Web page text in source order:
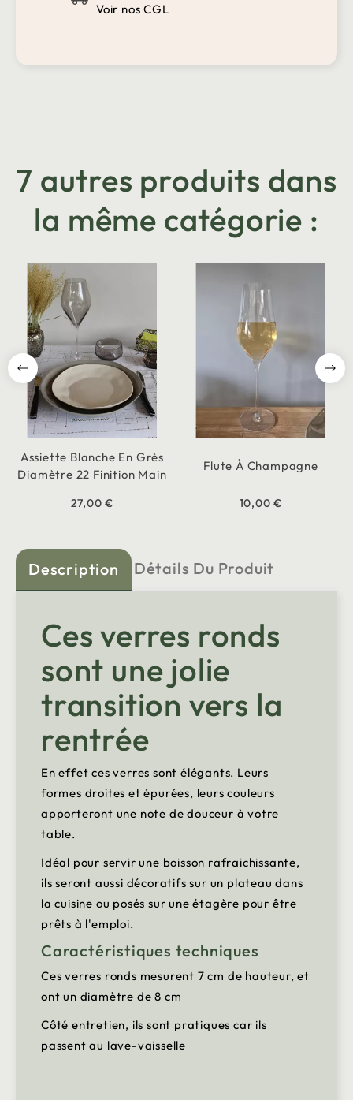
Voir nos CGL
7 autres produits dans
la même catégorie :
Assiette Blanche En Grès
Diamètre 22 Finition Main
27,00 €
Flute À Champagne
10,00 €
Description Détails Du Produit
Ces verres ronds
sont une jolie
transition vers la
rentrée
En effet ces verres sont élégants. Leurs
formes droites et épurées, leurs couleurs
apporteront une note de douceur à votre
table.
Idéal pour servir une boisson rafraichissante,
ils seront aussi décoratifs sur un plateau dans
la cuisine ou posés sur une étagère pour être
prêts à l'emploi.
Caractéristiques techniques
Ces verres ronds mesurent 7 cm de hauteur, et
ont un diamètre de 8 cm
Côté entretien, ils sont pratiques car ils
passent au lave-vaisselle